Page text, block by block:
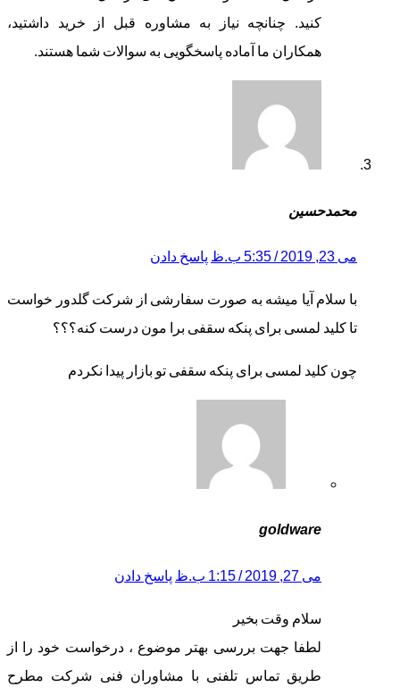
کنید. چنانچه نیاز به مشاوره قبل از خرید داشتید،
همکاران ما آماده پاسخگویی به سوالات شما هستند.
محمدحسین
می 23, 2019 / 5:35 ب.ظ پاسخ دادن
با سلام آیا میشه به صورت سفارشی از شرکت گلدور خواست
تا کلید لمسی برای پنکه سقفی برا مون درست کنه؟؟؟
چون کلید لمسی برای پنکه سقفی تو بازار پیدا نکردم
goldware
می 27, 2019 / 1:15 ب.ظ پاسخ دادن
سلام وقت بخیر
لطفا جهت بررسی بهتر موضوع ، درخواست خود را از
طریق تماس تلفنی با مشاوران فنی شرکت مطرح